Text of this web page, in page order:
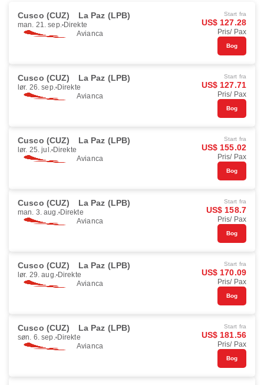
Cusco (CUZ) La Paz (LPB)
man. 21. sep. Direkte
Avianca
Start fra
US$ 127.28
Pris/ Pax
Bog
Cusco (CUZ) La Paz (LPB)
lør. 26. sep. Direkte
Avianca
Start fra
US$ 127.71
Pris/ Pax
Bog
Cusco (CUZ) La Paz (LPB)
lør. 25. jul. Direkte
Avianca
Start fra
US$ 155.02
Pris/ Pax
Bog
Cusco (CUZ) La Paz (LPB)
man. 3. aug. Direkte
Avianca
Start fra
US$ 158.7
Pris/ Pax
Bog
Cusco (CUZ) La Paz (LPB)
lør. 29. aug. Direkte
Avianca
Start fra
US$ 170.09
Pris/ Pax
Bog
Cusco (CUZ) La Paz (LPB)
søn. 6. sep. Direkte
Avianca
Start fra
US$ 181.56
Pris/ Pax
Bog